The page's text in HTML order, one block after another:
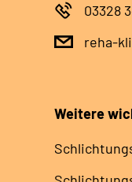
03328
reha-
Weitere